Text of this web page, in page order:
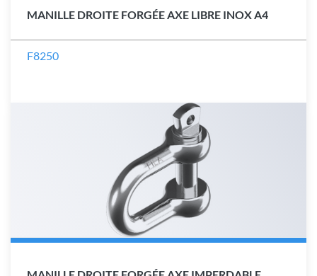
MANILLE DROITE FORGÉE AXE LIBRE INOX A4
F8250